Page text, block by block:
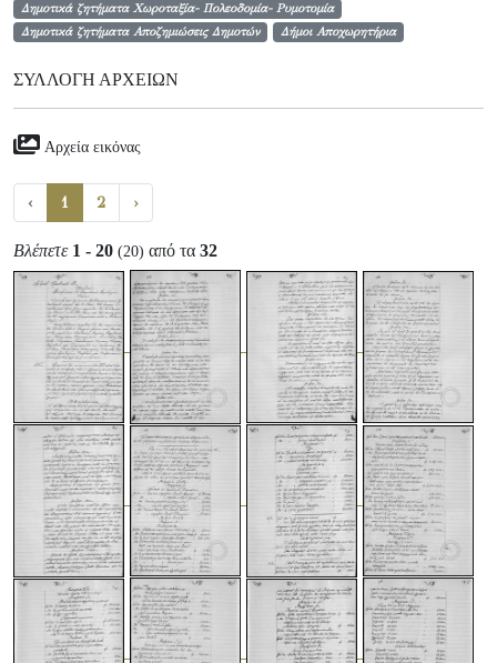
Δημοτικά ζητήματα Χωροταξία- Πολεοδομία- Ρυμοτομία
Δημοτικά ζητήματα Αποζημιώσεις Δημοτών
Δήμοι Αποχωρητήρια
ΣΥΛΛΟΓΉ ΑΡΧΕΊΩΝ
Αρχεία εικόνας
‹ 1 2 ›
Βλέπετε 1 - 20 (20) από τα 32